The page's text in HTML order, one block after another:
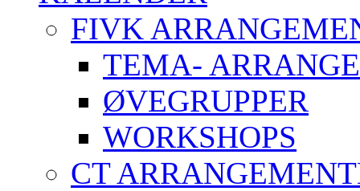
FIVK
TEMA-
ØVEGRUPPER
WORKSHOPS
CT